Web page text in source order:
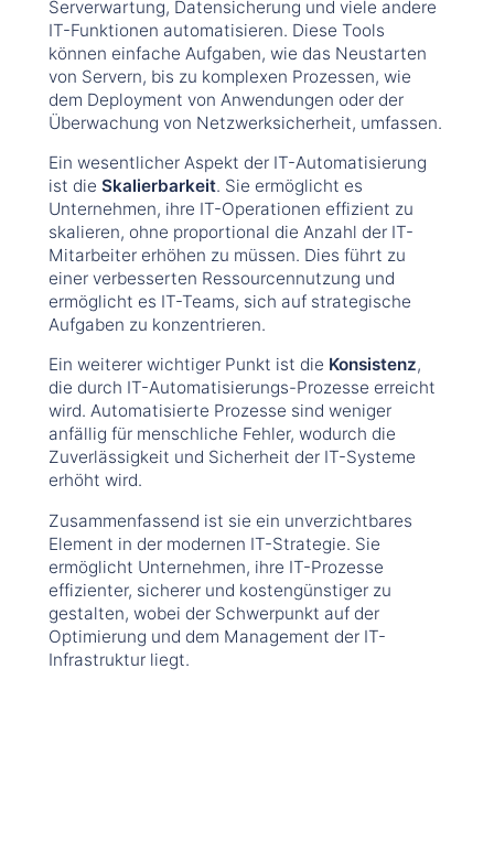
Serverwartung, Datensicherung und viele andere
IT-Funktionen automatisieren. Diese Tools
können einfache Aufgaben, wie das Neustarten
von Servern, bis zu komplexen Prozessen, wie
dem Deployment von Anwendungen oder der
Überwachung von Netzwerksicherheit, umfassen.
Ein wesentlicher Aspekt der IT-Automatisierung
ist die Skalierbarkeit. Sie ermöglicht es
Unternehmen, ihre IT-Operationen effizient zu
skalieren, ohne proportional die Anzahl der IT-
Mitarbeiter erhöhen zu müssen. Dies führt zu
einer verbesserten Ressourcennutzung und
ermöglicht es IT-Teams, sich auf strategische
Aufgaben zu konzentrieren.
Ein weiterer wichtiger Punkt ist die Konsistenz,
die durch IT-Automatisierungs-Prozesse erreicht
wird. Automatisierte Prozesse sind weniger
anfällig für menschliche Fehler, wodurch die
Zuverlässigkeit und Sicherheit der IT-Systeme
erhöht wird.
Zusammenfassend ist sie ein unverzichtbares
Element in der modernen IT-Strategie. Sie
ermöglicht Unternehmen, ihre IT-Prozesse
effizienter, sicherer und kostengünstiger zu
gestalten, wobei der Schwerpunkt auf der
Optimierung und dem Management der IT-
Infrastruktur liegt.